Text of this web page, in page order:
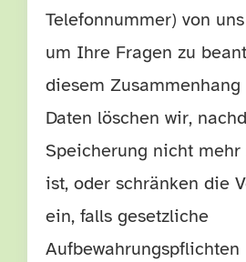
Telefonnummer) von
um Ihre Fragen zu
diesem
Daten löschen wir,
Speicherung nicht
ist, oder schränken die
ein, falls gesetzliche
Aufbewahrungspflichten